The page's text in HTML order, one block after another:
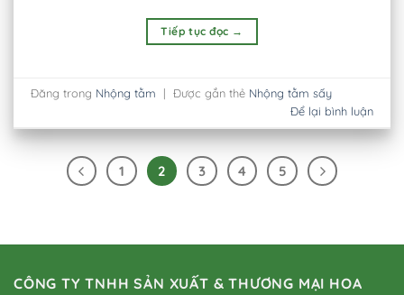
Tiếp tục đọc →
Đăng trong Nhộng tằm | Được gắn thẻ Nhộng tằm sấy
Để lại bình luận
1 2 3 4 5
CÔNG TY TNHH SẢN XUẤT & THƯƠNG MẠI HOA